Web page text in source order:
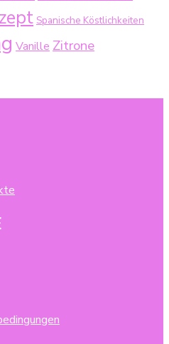
Spanische Köstlichkeiten
Vanille Zitrone